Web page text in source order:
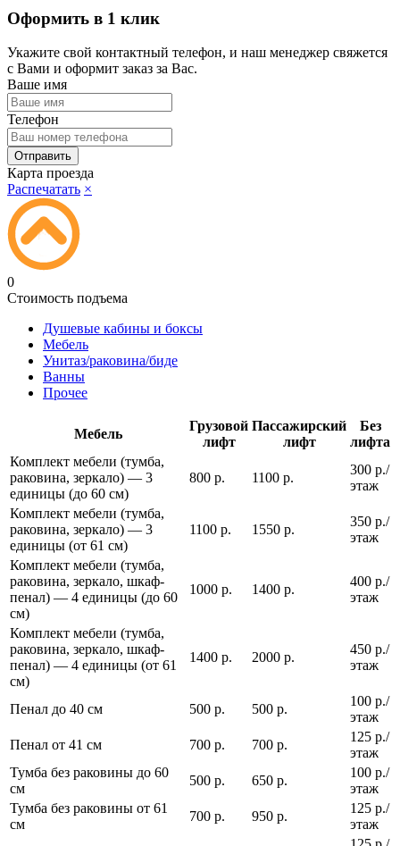
Оформить в 1 клик
Укажите свой контактный телефон, и наш менеджер свяжется
с Вами и оформит заказ за Вас.
Ваше имя
Телефон
Карта проезда
Распечатать ×
0
Стоимость подъема
Душевые кабины и боксы
Мебель
Унитаз/раковина/биде
Ванны
Прочее
Мебель
Грузовой
лифт
Пассажирский
лифт
Без
лифта
Комплект мебели (тумба,
раковина, зеркало) — 3
единицы (до 60 см)
800 р. 1100 р.
300 р./
этаж
Комплект мебели (тумба,
раковина, зеркало) — 3
единицы (от 61 см)
1100 р. 1550 р.
350 р./
этаж
Комплект мебели (тумба,
раковина, зеркало, шкаф-
пенал) — 4 единицы (до 60
см)
1000 р. 1400 р.
400 р./
этаж
Комплект мебели (тумба,
раковина, зеркало, шкаф-
пенал) — 4 единицы (от 61
см)
1400 р. 2000 р.
450 р./
этаж
Пенал до 40 см 500 р. 500 р.
100 р./
этаж
Пенал от 41 см
700 р. 700 р.
125 р./
этаж
Тумба без раковины до 60
см
500 р. 650 р.
100 р./
этаж
Тумба без раковины от 61
см
700 р. 950 р.
125 р./
этаж